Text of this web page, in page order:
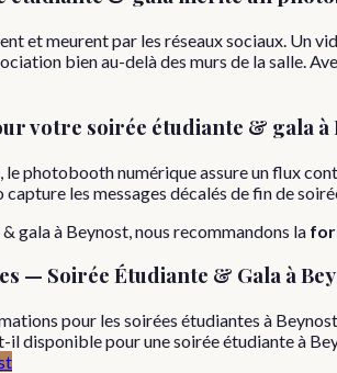
et meurent par les réseaux sociaux.
bien au-delà des murs de la salle.
votre soirée étudiante & gala à
le photobooth numérique assure un flux
les messages décalés de fin de
galaà Beynost , nous recommandons la
— Soirée Étudiante & Gala à
pour les soirées étudiantes à
il disponible pour une soirée étudiante à